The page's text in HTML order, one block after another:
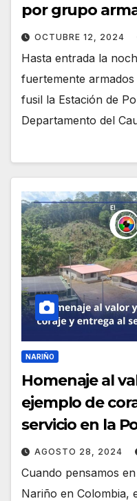
por grupo
OCTUBRE 12, 2024
Hasta entrada la
fuertemente
fusil la Estación de
Departamento del
NARIÑO
Homenaje al
ejemplo de
servicio en la
AGOSTO 28, 2024
Cuando pensamos
Nariño en Colombia,